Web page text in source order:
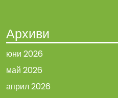
Архиви
юни 2026
май 2026
април 2026